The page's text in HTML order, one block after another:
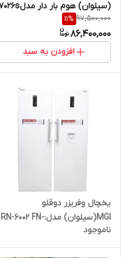
(سیلوان) هوم بار دار مدل7026s
97,500,000
11%
86,400,000
افزودن به سبد
یخچال وفریزر دوقلو
MGI(سیلوان) مدل:RN-6002 FN-
6001سفید
ناموجود